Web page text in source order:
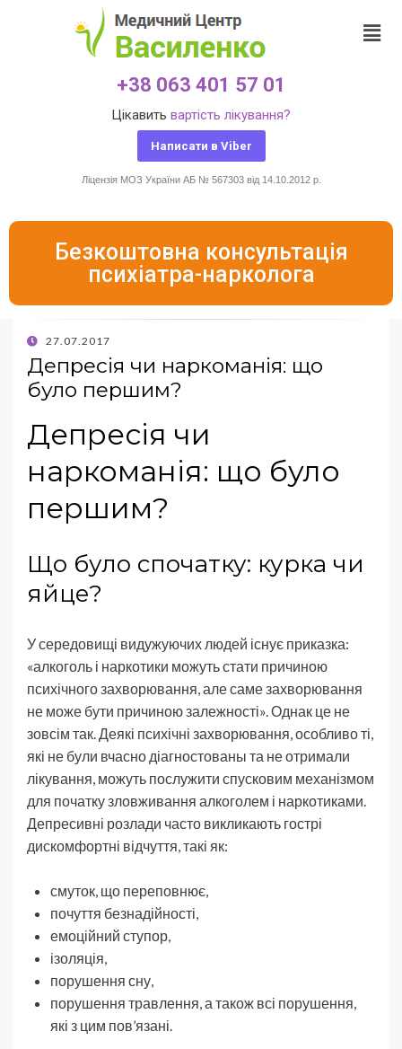
+38 063 401 57 01
Цікавить вартість лікування?
Написати в Viber
Ліцензія МОЗ України АБ № 567303 від 14.10.2012 р.
Безкоштовна консультація
психіатра-нарколога
27.07.2017
Депресія чи наркоманія: що
було першим?
Депресія чи
наркоманія: що було
першим?
Що було спочатку: курка чи
яйце?
У середовищі видужуючих людей існує приказка:
«алкоголь і наркотики можуть стати причиною
психічного захворювання, але саме захворювання
не може бути причиною залежності». Однак це не
зовсім так. Деякі психічні захворювання, особливо ті,
які не були вчасно діагностованы та не отримали
лікування, можуть послужити спусковим механізмом
для початку зловживання алкоголем і наркотиками.
Депресивні розлади часто викликають гострі
дискомфортні відчуття, такі як:
смуток, що переповнює,
почуття безнадійності,
емоційний ступор,
ізоляція,
порушення сну,
порушення травлення, а також всі порушення,
які з цим пов’язані.